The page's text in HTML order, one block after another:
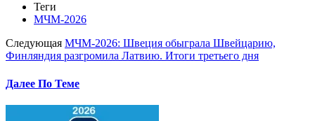
Теги
МЧМ-2026
Следующая МЧМ-2026: Швеция обыграла Швейцарию,
Финляндия разгромила Латвию. Итоги третьего дня
Далее По Теме